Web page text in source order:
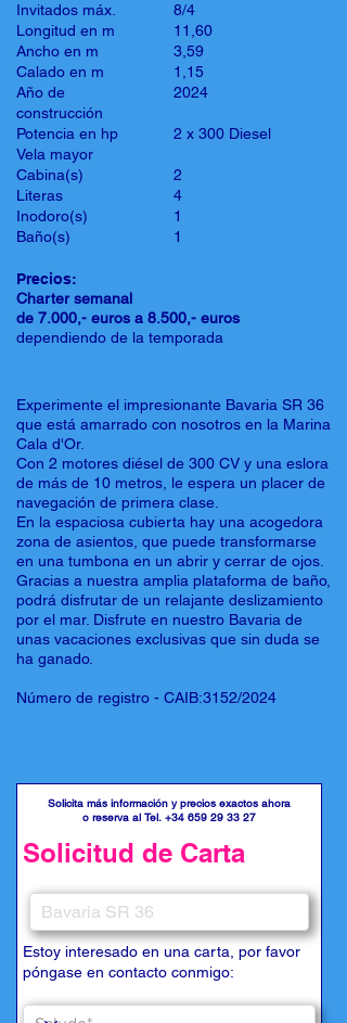
Invitados máx.
Longitud en m
Ancho en m
Calado en m
Año de
construcción
Potencia en hp
Vela mayor
Cabina(s)
Literas
Inodoro(s)
Baño(s)
8/4
11,60
3,59
1,15
2024
2 x 300 Diesel
2
4
1
1
Precios:
Charter semanal
de 7.000,- euros a 8.500,- euros
dependiendo de la temporada
Experimente el impresionante Bavaria SR 36
que está amarrado con nosotros en la Marina
Cala d'Or.
Con 2 motores diésel de 300 CV y una eslora
de más de 10 metros, le espera un placer de
navegación de primera clase.
En la espaciosa cubierta hay una acogedora
zona de asientos, que puede transformarse
en una tumbona en un abrir y cerrar de ojos.
Gracias a nuestra amplia plataforma de baño,
podrá disfrutar de un relajante deslizamiento
por el mar. Disfrute en nuestro Bavaria de
unas vacaciones exclusivas que sin duda se
ha ganado.
Número de registro - CAIB:3152/2024
Solicita más información y precios exactos ahora
o reserva al Tel. +34 659 29 33 27
Solicitud de Carta
Estoy interesado en una carta, por favor
póngase en contacto conmigo: